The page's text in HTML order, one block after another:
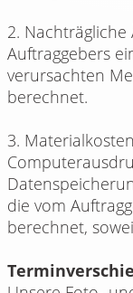
2.
Auftraggebers
verursachten
berechnet.
3.
die vom
berechnet,